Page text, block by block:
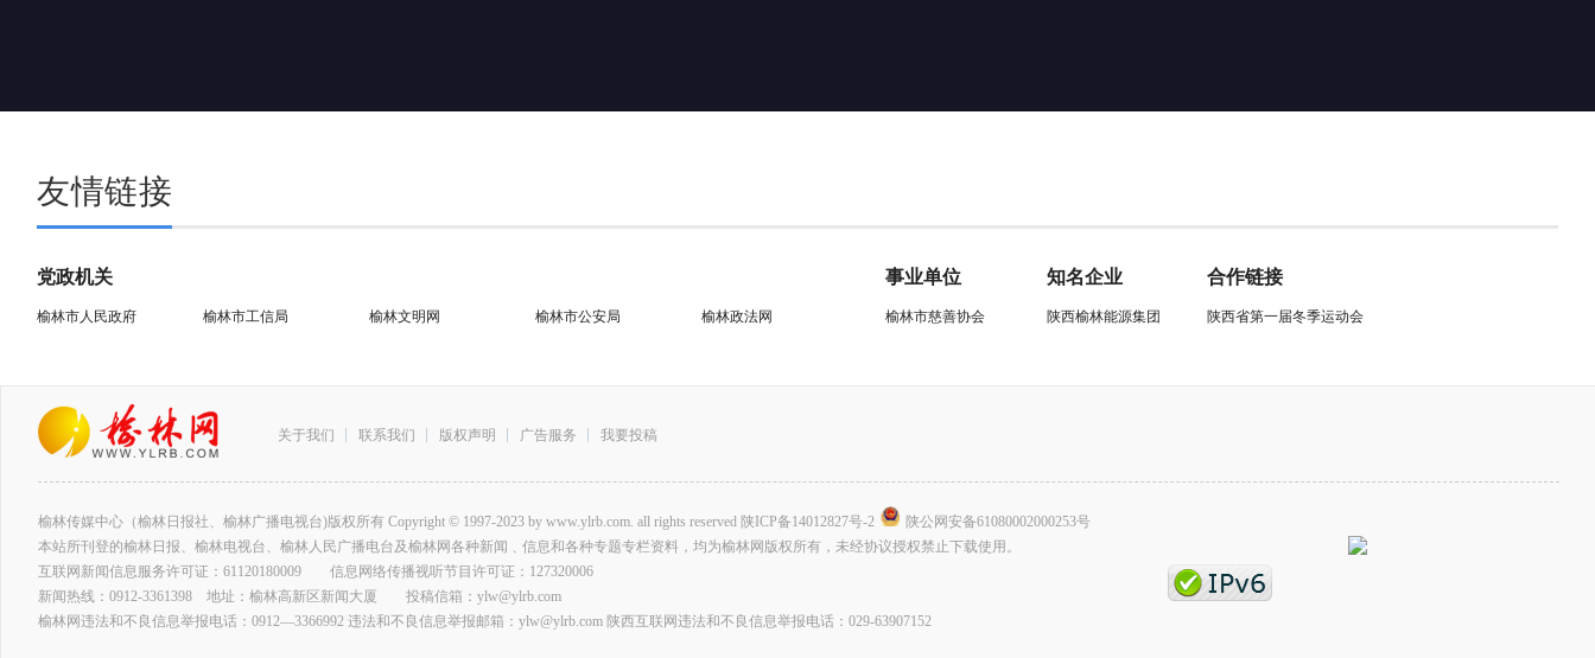
友情链接
党政机关
榆林市人民政府 榆林市工信局 榆林文明网 榆林市公安局 榆林政法网
事业单位
榆林市慈善协会
知名企业
陕西榆林能源集团
合作链接
陕西省第一届冬季运动会
关于我们 联系我们 版权声明 广告服务 我要投稿
榆林传媒中心（榆林日报社、榆林广播电视台)版权所有 Copyright © 1997-2023 by www.ylrb.com. all rights reserved 陕ICP备14012827号-2
陕公网安备61080002000253号
本站所刊登的榆林日报、榆林电视台、榆林人民广播电台及榆林网各种新闻﹑信息和各种专题专栏资料，均为榆林网版权所有，未经协议授权禁止下载使用。
互联网新闻信息服务许可证：61120180009 信息网络传播视听节目许可证：127320006
新闻热线：0912-3361398 地址：榆林高新区新闻大厦 投稿信箱：ylw@ylrb.com
榆林网违法和不良信息举报电话：0912—3366992 违法和不良信息举报邮箱：ylw@ylrb.com 陕西互联网违法和不良信息举报电话：029-63907152